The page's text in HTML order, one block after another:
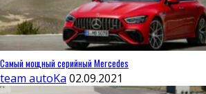
Самый мощный серийный Mercedes
team autoKa 02.09.2021